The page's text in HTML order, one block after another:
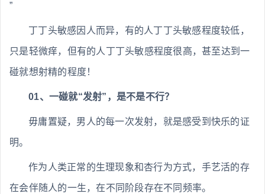
”
丁丁头敏感因人而异，有的人丁丁头敏感程度较低，
只是轻微痒，但有的人丁丁头敏感程度很高，甚至达到一
碰就想射精的程度！
01、一碰就“发射”，是不是不行？
毋庸置疑，男人的每一次发射，就是感受到快乐的证
明。
作为人类正常的生理现象和杏行为方式，手艺活的存
在会伴随人的一生，在不同阶段存在不同频率。